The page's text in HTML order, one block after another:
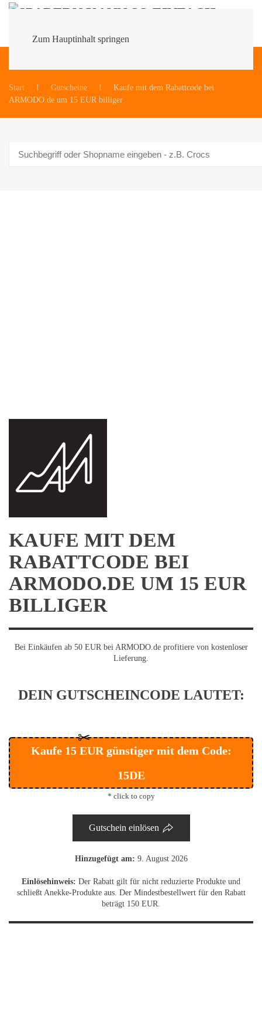
Zum Hauptinhalt springen
Start Gutscheine
Kaufe mit dem Rabattcode bei
ARMODO.de um 15 EUR billiger
KAUFE MIT DEM
RABATTCODE BEI
ARMODO.DE UM 15 EUR
BILLIGER
Bei Einkäufen ab 50 EUR bei ARMODO.de profitiere von kostenloser
Lieferung.
DEIN GUTSCHEINCODE LAUTET:
✂
Kaufe 15 EUR günstiger mit dem Code:
15DE
* click to copy
Gutschein einlösen
Hinzugefügt am: 9. August 2026
Einlösehinweis: Der Rabatt gilt für nicht reduzierte Produkte und
schließt Anekke-Produkte aus. Der Mindestbestellwert für den Rabatt
beträgt 150 EUR.